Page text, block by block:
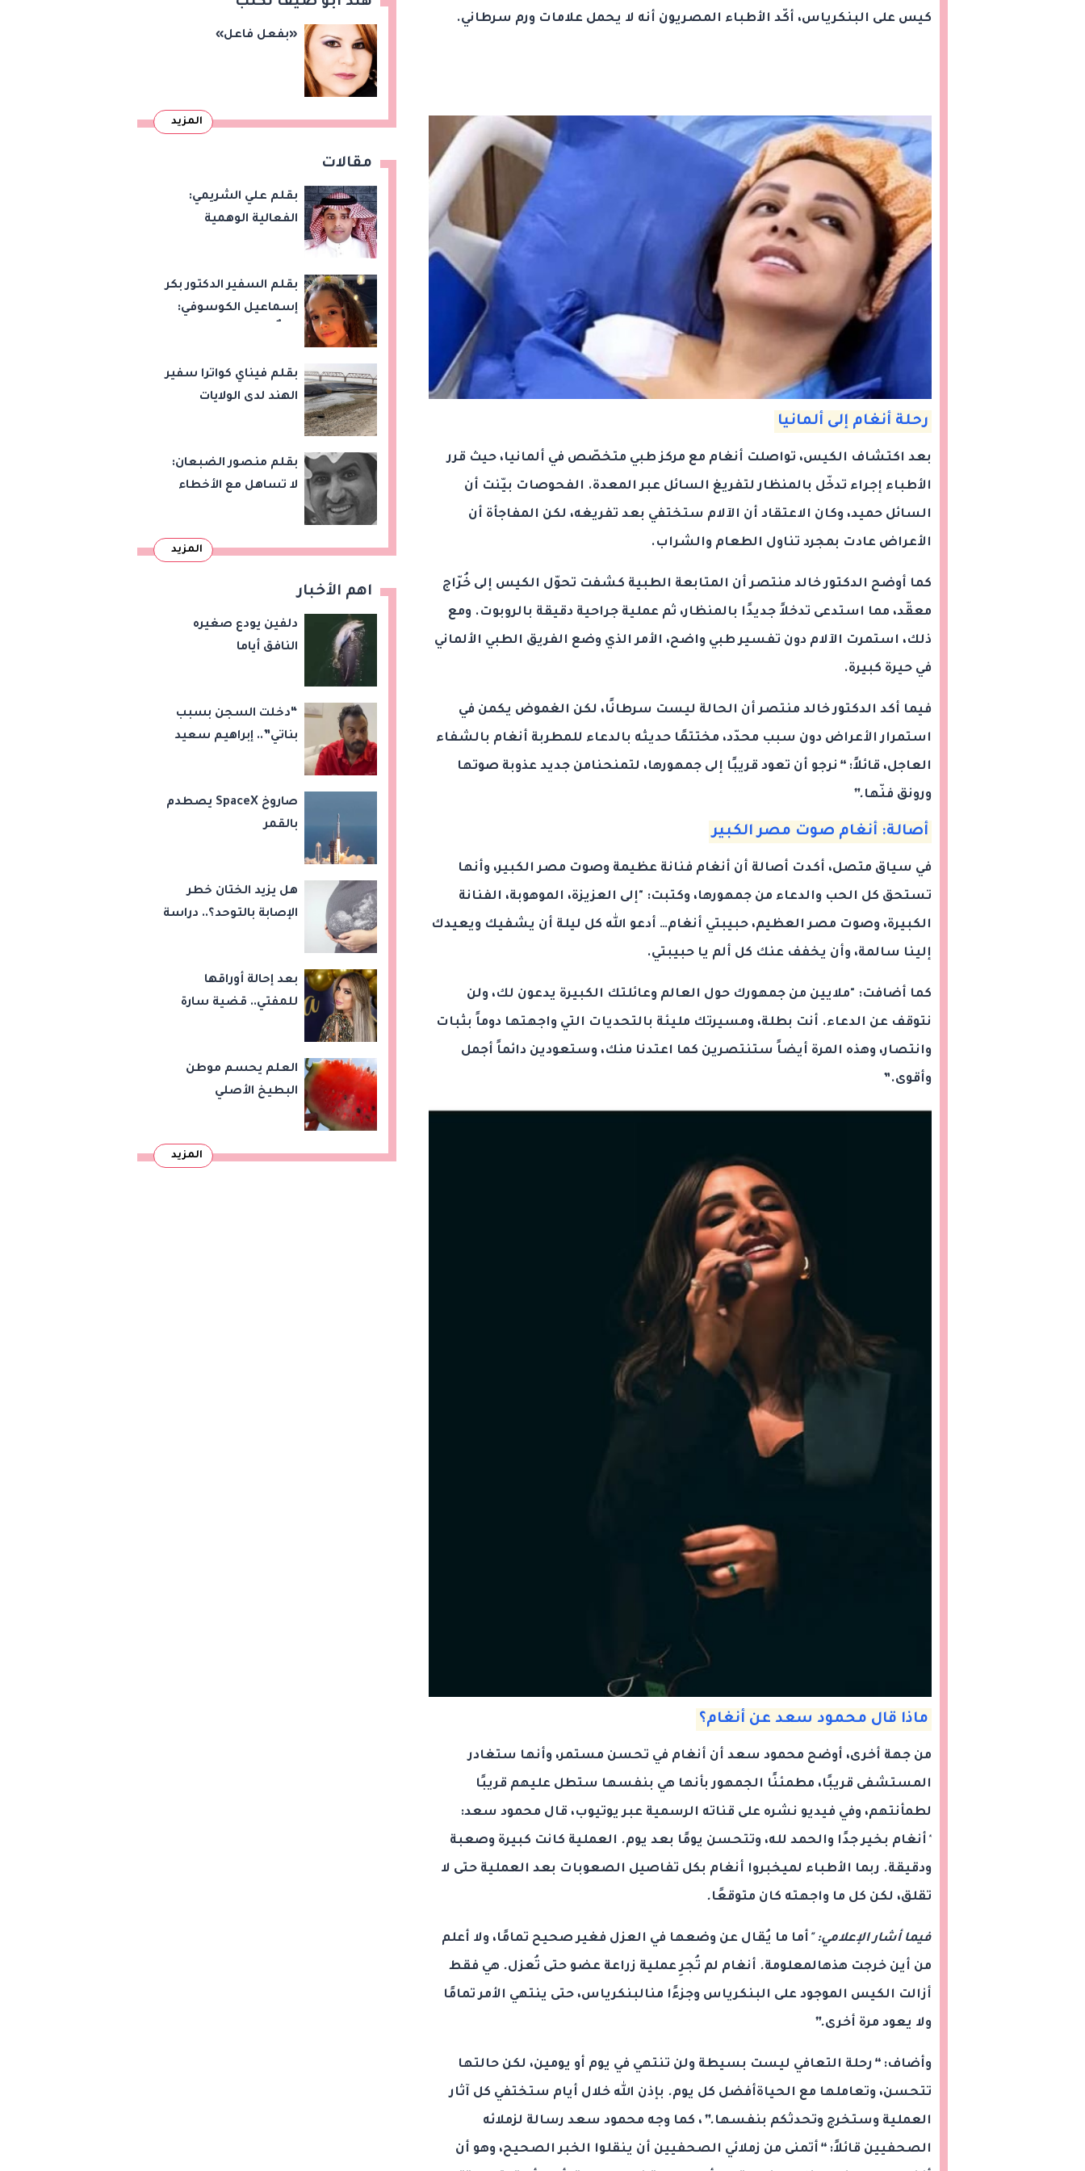
كيس على البنكرياس، أكّد الأطباء المصريون أنه لا يحمل علامات ورم سرطاني.
رحلة أنغام إلى ألمانيا
بعد اكتشاف الكيس، تواصلت أنغام مع مركز طبي متخصّص في ألمانيا، حيث قرر
الأطباء إجراء تدخّل بالمنظار لتفريغ السائل عبر المعدة. الفحوصات بيّنت أن
السائل حميد، وكان الاعتقاد أن الآلام ستختفي بعد تفريغه، لكن المفاجأة أن
الأعراض عادت بمجرد تناول الطعام والشراب.
كما أوضح الدكتور خالد منتصر أن المتابعة الطبية كشفت تحوّل الكيس إلى خُرّاج
معقّد، مما استدعى تدخلاً جديدًا بالمنظار، ثم عملية جراحية دقيقة بالروبوت. ومع
ذلك، استمرت الآلام دون تفسير طبي واضح، الأمر الذي وضع الفريق الطبي الألماني
في حيرة كبيرة.
فيما أكد الدكتور خالد منتصر أن الحالة ليست سرطانًا، لكن الغموض يكمن في
استمرار الأعراض دون سبب محدّد، مختتمًا حديثه بالدعاء للمطربة أنغام بالشفاء
العاجل، قائلاً:“ نرجو أن تعود قريبًا إلى جمهورها، لتمنحنامن جديد عذوبة صوتها
ورونق فنّها.”
أصالة: أنغام صوت مصر الكبير
في سياق متصل، أكدت أصالة أن أنغام فنانة عظيمة وصوت مصر الكبير، وأنها
تستحق كل الحب والدعاء من جمهورها، وكتبت: "إلى العزيزة، الموهوبة، الفنانة
الكبيرة، وصوت مصر العظيم، حبيبتي أنغام… أدعو الله كل ليلة أن يشفيك ويعيدك
إلينا سالمة، وأن يخفف عنك كل ألم يا حبيبتي.
كما أضافت: "ملايين من جمهورك حول العالم وعائلتك الكبيرة يدعون لك، ولن
نتوقف عن الدعاء. أنت بطلة، ومسيرتك مليئة بالتحديات التي واجهتها دوماً بثبات
وانتصار، وهذه المرة أيضاً ستنتصرين كما اعتدنا منك، وستعودين دائماً أجمل
وأقوى.”
ماذا قال محمود سعد عن أنغام؟
من جهة أخرى، أوضح محمود سعد أن أنغام في تحسن مستمر، وأنها ستغادر
المستشفى قريبًا، مطمئنًا الجمهور بأنها هي بنفسها ستطل عليهم قريبًا
لطمأنتهم، وفي فيديو نشره على قناته الرسمية عبر يوتيوب، قال محمود سعد:
" أنغام بخير جدًا والحمد لله، وتتحسن يومًا بعد يوم. العملية كانت كبيرة وصعبة
ودقيقة. ربما الأطباء لميخبروا أنغام بكل تفاصيل الصعوبات بعد العملية حتى لا
تقلق، لكن كل ما واجهته كان متوقعًا.
فيما أشار الإعلامي: " أما ما يُقال عن وضعها في العزل فغير صحيح تمامًا، ولا أعلم
من أين خرجت هذهالمعلومة. أنغام لم تُجرِ عملية زراعة عضو حتى تُعزل. هي فقط
أزالت الكيس الموجود على البنكرياس وجزءًا منالبنكرياس، حتى ينتهي الأمر تمامًا
ولا يعود مرة أخرى.”
وأضاف:“ رحلة التعافي ليست بسيطة ولن تنتهي في يوم أو يومين، لكن حالتها
تتحسن، وتعاملها مع الحياةأفضل كل يوم. بإذن الله خلال أيام ستختفي كل آثار
العملية وستخرج وتحدثكم بنفسها.” ، كما وجه محمود سعد رسالة لزملائه
الصحفيين قائلاً: “ أتمنى من زملائي الصحفيين أن ينقلوا الخبر الصحيح، وهو أن
«بفعل فاعل»
المزيد
مقالات
بقلم علي الشريمي:
الفعالية الوهمية
بقلم السفير الدكتور بكر
إسماعيل الكوسوفي:
بقلم فيناي كواترا سفير
الهند لدى الولايات
وقت طويل من تعليق
الهند العمل بها
بقلم منصور الضبعان:
لا تساهل مع الأخطاء
المزيد
اهم الأخبار
دلفين يودع صغيره
النافق أياما
“دخلت السجن بسبب
بناتي”.. إبراهيم سعيد
لابنتيه
صاروخ SpaceX يصطدم
بالقمر
هل يزيد الختان خطر
الإصابة بالتوحد؟.. دراسة
بعد إحالة أوراقها
للمفتي.. قضية سارة
العلم يحسم موطن
البطيخ الأصلي
المزيد